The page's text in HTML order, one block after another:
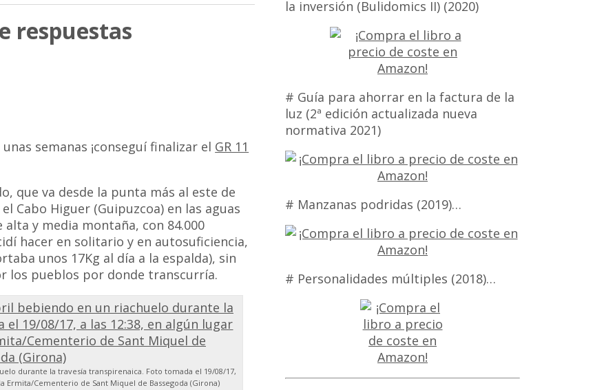
respuestas
semanas ¡conseguí finalizar el GR 11
que va desde la punta más al este de
Cabo Higuer (Guipuzcoa) en las aguas
alta y media montaña, con 84.000
hacer en solitario y en autosuficiencia,
unos 17Kg al día a la espalda), sin
los pueblos por donde transcurría.
durante la travesía transpirenaica. Foto tomada el 19/08/17,
Ermita/Cementerio de Sant Miquel de Bassegoda (Girona)
la inversión (Bulidomics II) (2020)
# Guía para ahorrar en la factura de la
luz (2ª edición actualizada nueva
normativa 2021)
# Manzanas podridas (2019)…
# Personalidades múltiples (2018)…